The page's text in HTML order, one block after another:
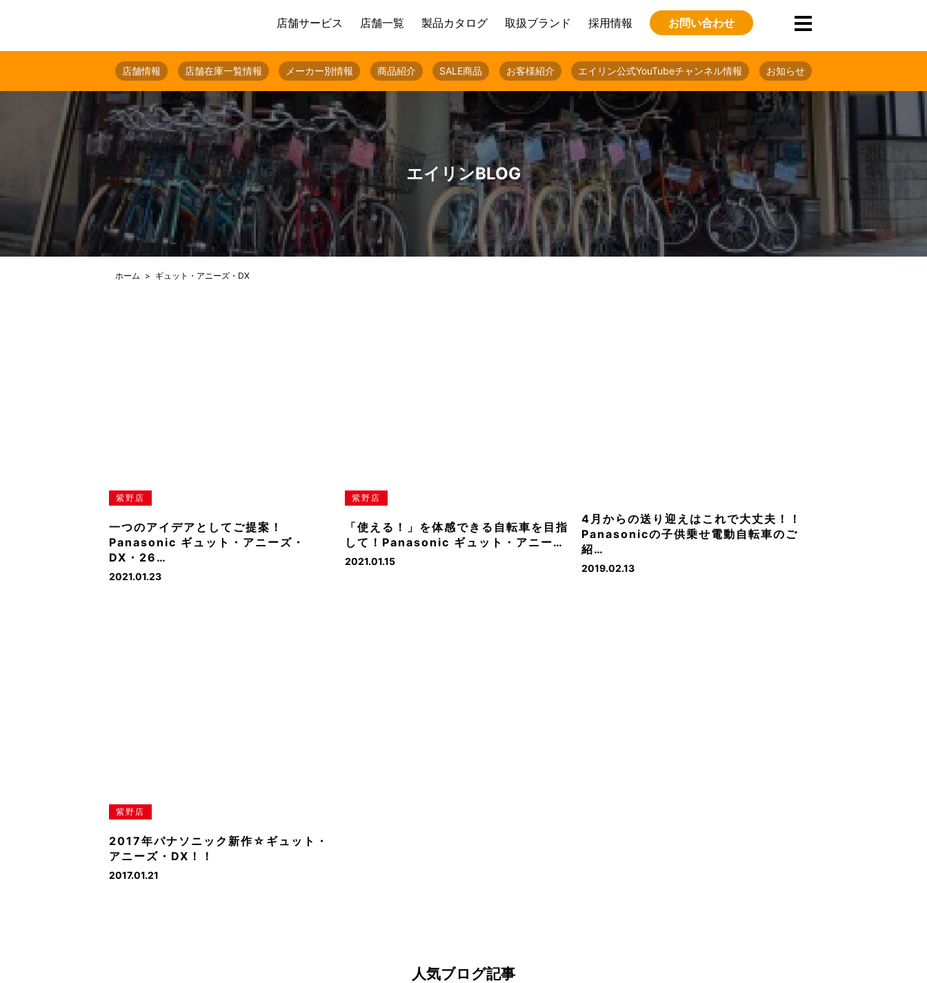
店舗サービス 店舗一覧 製品カタログ 取扱ブランド 採用情報 お問い合わせ
店舗情報 店舗在庫一覧情報 メーカー別情報 商品紹介 SALE商品 お客様紹介 エイリン公式YouTubeチャンネル情報 お知らせ
エイリンBLOG
ホーム ギュット・アニーズ・DX
紫野店
一つのアイデアとしてご提案！
Panasonic ギュット・アニーズ・
DX・26…
2021.01.23
紫野店
「使える！」を体感できる自転車を目指
して！Panasonic ギュット・アニー…
2021.01.15
4月からの送り迎えはこれで大丈夫！！
Panasonicの子供乗せ電動自転車のご
紹…
2019.02.13
紫野店
2017年パナソニック新作☆ギュット・
アニーズ・DX！！
2017.01.21
人気ブログ記事